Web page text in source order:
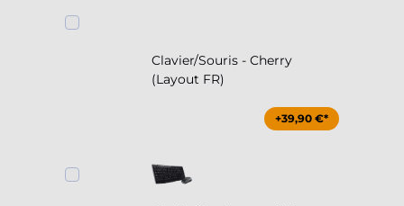
Clavier/Souris - Cherry
(Layout FR)
+39,90 €*